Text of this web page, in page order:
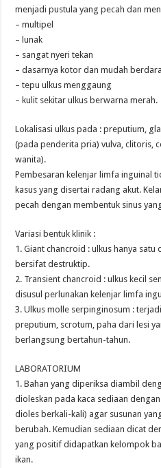
menjadi pustula yang pecah dan
– multipel
– lunak
– sangat nyeri tekan
– dasarnya kotor dan mudah
– tepu ulkus menggaung
– kulit sekitar ulkus berwarna merah.
Lokalisasi ulkus pada : preputium,
(pada penderita pria) vulva, clitoris,
wanita).
Pembesaran kelenjar limfa inguinal
kasus yang disertai radang akut.
pecah dengan membentuk sinus
Variasi bentuk klinik :
1. Giant chancroid : ulkus hanya
bersifat destruktip.
2. Transient chancroid : ulkus kecil
disusul perlunakan kelenjar limfa
3. Ulkus molle serpinginosum :
preputium, scrotum, paha dari lesi
berlangsung bertahun-tahun.
LABORATORIUM
1. Bahan yang diperiksa diambil
dioleskan pada kaca sediaan
dioles berkali-kali) agar susunan
berubah. Kemudian sediaan dicat
yang positif didapatkan kelompok
ikan.